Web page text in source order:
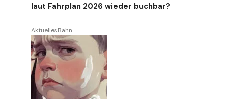
laut Fahrplan 2026 wieder buchbar?
AktuellesBahn